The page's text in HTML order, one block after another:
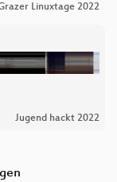
Linuxtage 2022
Jugend hackt 2022